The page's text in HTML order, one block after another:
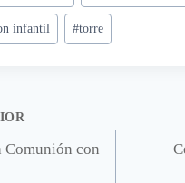
infantil #torre
Comunión con